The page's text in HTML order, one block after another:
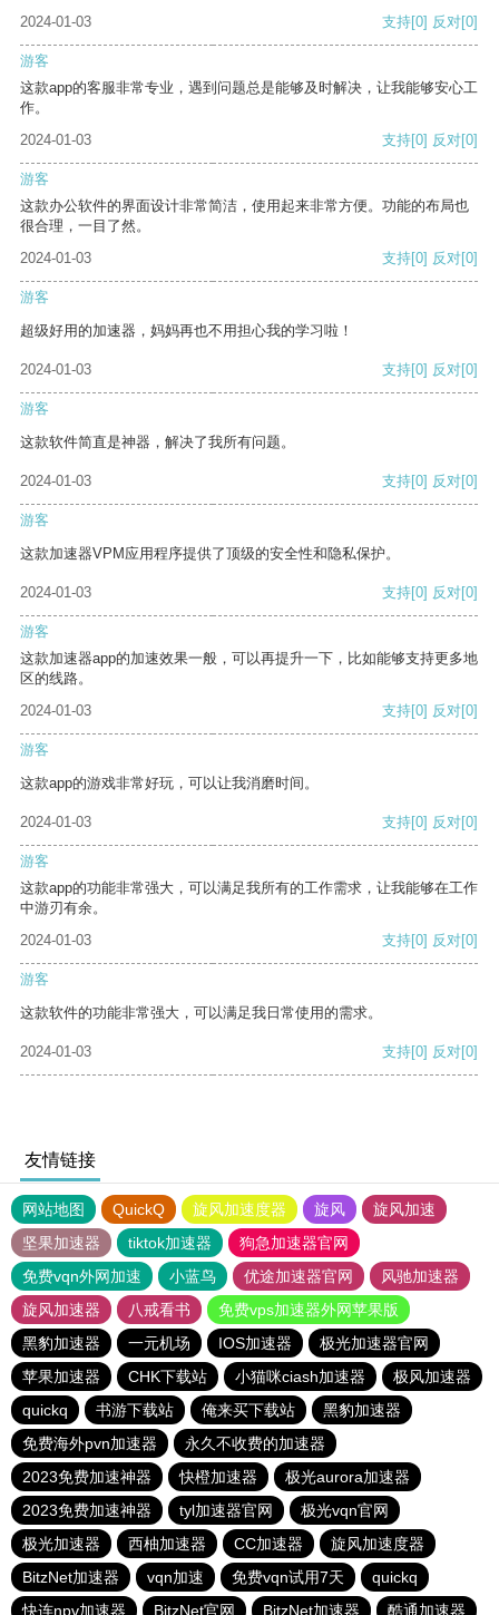
2024-01-03
支持[0] 反对[0]
游客
这款app的客服非常专业，遇到问题总是能够及时解决，让我能够安心工
作。
2024-01-03
支持[0] 反对[0]
游客
这款办公软件的界面设计非常简洁，使用起来非常方便。功能的布局也
很合理，一目了然。
2024-01-03
支持[0] 反对[0]
游客
超级好用的加速器，妈妈再也不用担心我的学习啦！
2024-01-03 支持[0] 反对[0]
游客
这款软件简直是神器，解决了我所有问题。
2024-01-03 支持[0] 反对[0]
游客
这款加速器VPM应用程序提供了顶级的安全性和隐私保护。
2024-01-03 支持[0] 反对[0]
游客
这款加速器app的加速效果一般，可以再提升一下，比如能够支持更多地
区的线路。
2024-01-03
支持[0] 反对[0]
游客
这款app的游戏非常好玩，可以让我消磨时间。
2024-01-03 支持[0] 反对[0]
游客
这款app的功能非常强大，可以满足我所有的工作需求，让我能够在工作
中游刃有余。
2024-01-03
支持[0] 反对[0]
游客
这款软件的功能非常强大，可以满足我日常使用的需求。
2024-01-03 支持[0] 反对[0]
友情链接
网站地图 QuickQ 旋风加速度器 旋风
旋风加速
坚果加速器
tiktok加速器
狗急加速器官网
免费vqn外网加速
小蓝鸟 优途加速器官网
风驰加速器
旋风加速器
八戒看书
免费vps加速器外网苹果版
黑豹加速器
一元机场 IOS加速器
极光加速器官网
苹果加速器
CHK下载站 小猫咪ciash加速器
极风加速器
quickq
书游下载站 俺来买下载站
黑豹加速器
免费海外pvn加速器
永久不收费的加速器
2023免费加速神器
快橙加速器
极光aurora加速器
2023免费加速神器
tyl加速器官网
极光vqn官网
极光加速器
西柚加速器 CC加速器
旋风加速度器
BitzNet加速器
vqn加速 免费vqn试用7天
quickq
快连npv加速器
BitzNet官网 BitzNet加速器 酷通加速器